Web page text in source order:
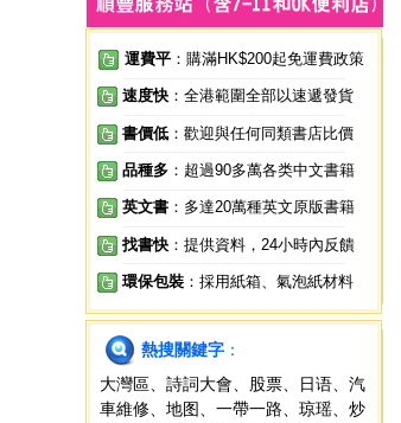
運費平 ：購滿HK$200起免運費政策
速度快 ：全港範圍全部以速遞發貨
書價低 ：歡迎與任何同類書店比價
品種多 ：超過90多萬各类中文書籍
英文書 ：多達20萬種英文原版書籍
找書快 ：提供資料，24小時內反饋
環保包裝 ：採用紙箱、氣泡紙材料
熱搜關鍵字 ：
大灣區
詩詞大會 股票 日语
汽
車維修
地图 一帶一路 琼瑶
炒